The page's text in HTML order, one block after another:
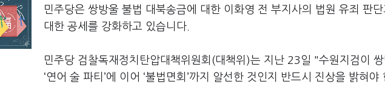
민주당은 쌍방울 불법 대북송금에 대한 이화영 전 부지사의 법원 유죄 판
대한 공세를 강화하고 있습니다.
민주당 검찰독재정치탄압대책위원회(대책위)는 지난 23일 "수원지검이
‘연어 술 파티’에 이어 ‘불법면회’까지 알선한 것인지 반드시 진상을 밝혀